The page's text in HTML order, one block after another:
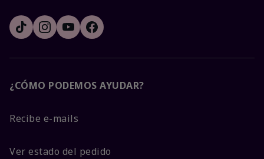
¿CÓMO PODEMOS AYUDAR?
Recibe e-mails
Ver estado del pedido